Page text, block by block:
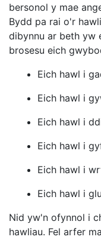
bersonol y mae
Bydd pa rai o'r
dibynnu ar beth yw
brosesu eich
Eich hawl i
Eich hawl i
Eich hawl i
Eich hawl i
Eich hawl i
Eich hawl i
Nid yw'n ofynnol i
hawliau. Fel arfer